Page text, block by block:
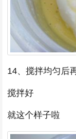
14、搅拌均匀后
搅拌好
就这个样子啦